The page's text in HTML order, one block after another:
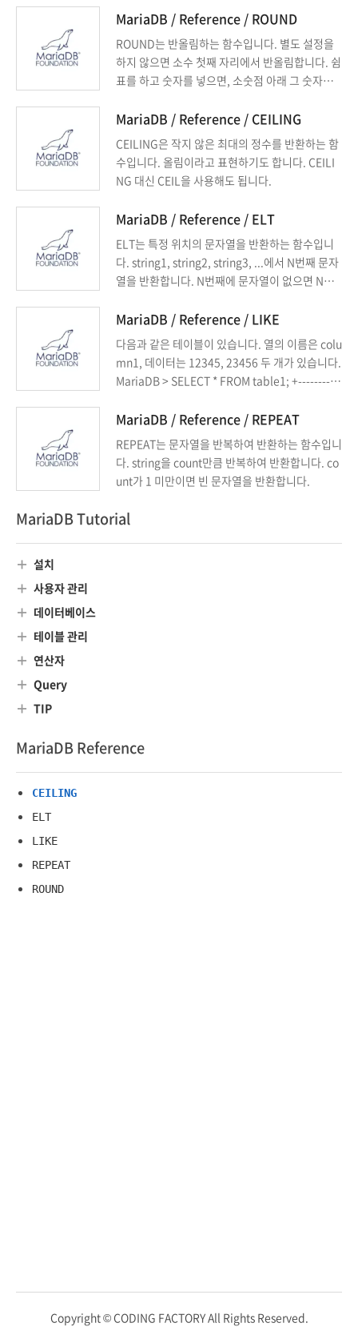
MariaDB / Reference / ROUND
ROUND는 반올림하는 함수입니다. 별도 설정을
하지 않으면 소수 첫째 자리에서 반올림합니다. 쉼
표를 하고 숫자를 넣으면, 소숫점 아래 그 숫자까
MariaDB / Reference / CEILING
CEILING은 작지 않은 최대의 정수를 반환하는 함
수입니다. 올림이라고 표현하기도 합니다. CEILI
NG 대신 CEIL을 사용해도 됩니다.
MariaDB / Reference / ELT
ELT는 특정 위치의 문자열을 반환하는 함수입니
다. string1, string2, string3, ...에서 N번째 문자
열을 반환합니다. N번째에 문자열이 없으면 NUL
MariaDB / Reference / LIKE
다음과 같은 테이블이 있습니다. 열의 이름은 colu
mn1, 데이터는 12345, 23456 두 개가 있습니다.
MariaDB > SELECT * FROM table1; +---------+
-----+ WHERE를 이용하면 특정 값을 갖는 행을 출
력할 수 있습니다. 예를 들어 다음은 column1의
값이 12345인 데이터를 출력합니다. MariaDB >
SELECT * FROM table1 WHERE ...
MariaDB / Reference / REPEAT
REPEAT는 문자열을 반복하여 반환하는 함수입니
다. string을 count만큼 반복하여 반환합니다. co
unt가 1 미만이면 빈 문자열을 반환합니다.
MariaDB Tutorial
설치
사용자 관리
데이터베이스
테이블 관리
연산자
Query
TIP
MariaDB Reference
CEILING
ELT
LIKE
REPEAT
ROUND
Copyright © CODING FACTORY All Rights Reserved.